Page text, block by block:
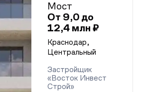
Мост
От 9,0 до
12,4 млн ₽
Краснодар,
Центральный
Застройщик
«Восток Инвест
Строй»